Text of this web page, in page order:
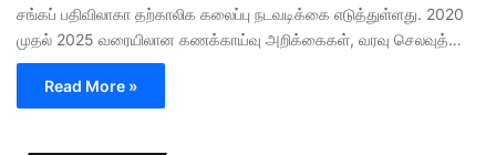
சங்கப் பதிவிலாகா தற்காலிக கலைப்பு நடவடிக்கை எடுத்துள்ளது. 2020
முதல் 2025 வரையிலான கணக்காய்வு அறிக்கைகள், வரவு செலவுத்…
Read More »